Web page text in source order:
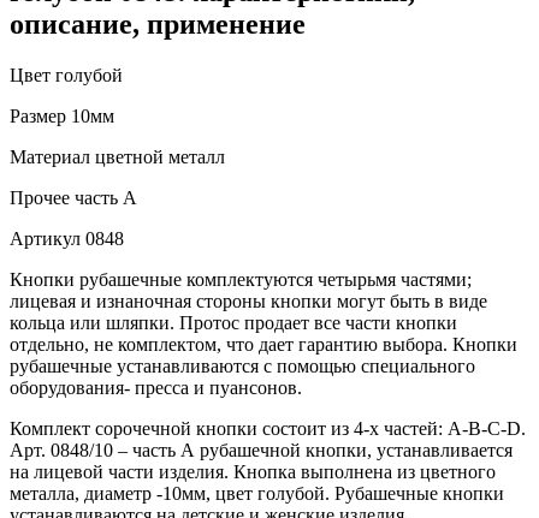
описание, применение
Цвет голубой
Размер 10мм
Материал цветной металл
Прочее часть A
Артикул 0848
Кнопки рубашечные комплектуются четырьмя частями;
лицевая и изнаночная стороны кнопки могут быть в виде
кольца или шляпки. Протос продает все части кнопки
отдельно, не комплектом, что дает гарантию выбора. Кнопки
рубашечные устанавливаются с помощью специального
оборудования- пресса и пуансонов.
Комплект сорочечной кнопки состоит из 4-х частей: А-В-С-D.
Арт. 0848/10 – часть А рубашечной кнопки, устанавливается
на лицевой части изделия. Кнопка выполнена из цветного
металла, диаметр -10мм, цвет голубой. Рубашечные кнопки